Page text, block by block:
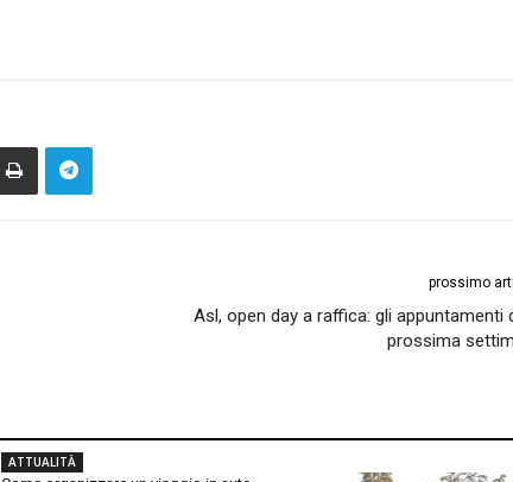
prossimo
Asl, open day a raffica: gli appuntamenti
prossima
ATTUALITÀ